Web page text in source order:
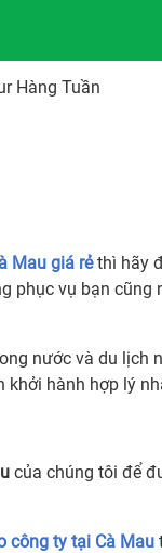
Hàng Tuần
Mau giá rẻthì hãy
phục vụ bạn
nước và du lịch
khởi hành hợp lý
của chúng tôi để
công ty tại Cà Mau